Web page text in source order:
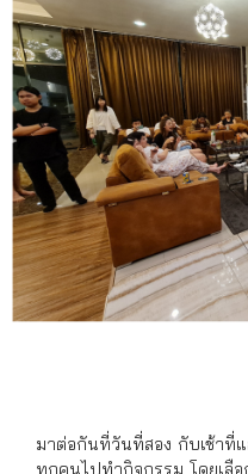
มาต่อกันที่วันที่สอง กับเช้าที่
ทุกคนไปทำกิจกรรม โดยเลื